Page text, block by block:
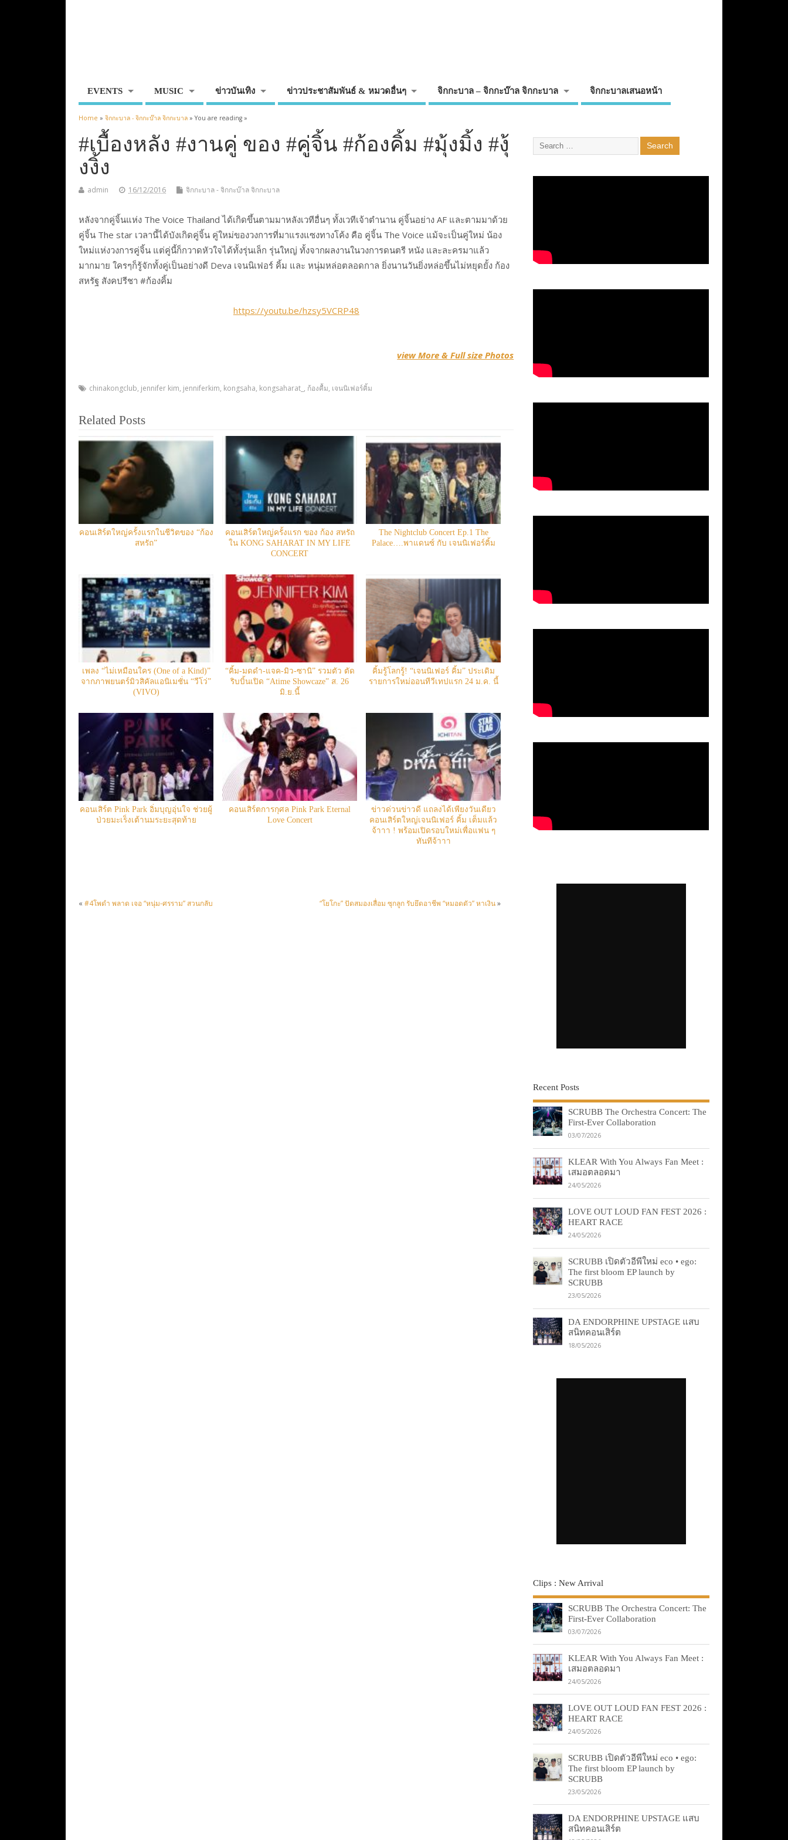
EVENTS MUSIC ข่าวบันเทิง ข่าวประชาสัมพันธ์ & หมวดอื่นๆ จิกกะบาล – จิกกะบ๊าล จิกกะบาล จิกกะบาลเสนอหน้า
Home »จิกกะบาล - จิกกะบ๊าล จิกกะบาล » You are reading »
#เบื้องหลัง #งานคู่ ของ #คู่จิ้น #ก้องคิ้ม #มุ้งมิ้ง #งุ้
งงิ้ง
admin 16/12/2016 จิกกะบาล - จิกกะบ๊าล จิกกะบาล
หลังจากคู่จิ้นแห่ง The Voice Thailand ได้เกิดขึ้นตามมาหลังเวทีอื่นๆ ทั้งเวทีเจ้าตำนาน คู่จิ้นอย่าง AF และตามมาด้วย
คู่จิ้น The star เวลานี้ได้บังเกิดคู่จิ้น คู่ใหม่ของวงการที่มาแรงแซงทางโค้ง คือ คู่จิ้น The Voice แม้จะเป็นคู่ใหม่ น้อง
ใหม่แห่งวงการคู่จิ้น แต่คู่นี้ก็กวาดหัวใจได้ทั้งรุ่นเล็ก รุ่นใหญ่ ทั้งจากผลงานในวงการดนตรี หนัง และละครมาแล้ว
มากมาย ใครๆก็รู้จักทั้งคู่เป็นอย่างดี Deva เจนนิเฟอร์ คิ้ม และ หนุ่มหล่อตลอดกาล ยิ่งนานวันยิ่งหล่อขึ้นไม่หยุดยั้ง ก้อง
สหรัฐ สังคปรีชา #ก้องคิ้ม
https://youtu.be/hzsy5VCRP48
view More & Full size Photos
chinakongclub, jennifer kim, jenniferkim, kongsaha, kongsaharat_ , ก้องคื้ม, เจนนิเฟอร์คิ้ม
Related Posts
คอนเสิร์ตใหญ่ครั้งแรกในชีวิตของ “ก้อง
สหรัถ”
คอนเสิร์ตใหญ่ครั้งแรก ของ ก้อง สหรัถ
ใน KONG SAHARAT IN MY LIFE
CONCERT
The Nightclub Concert Ep.1 The
Palace….พาแดนซ์ กับ เจนนิเฟอร์คิ้ม
เพลง “ไม่เหมือนใคร (One of a Kind)”
จากภาพยนตร์มิวสิคัลแอนิเมชั่น “วีโว่”
(VIVO)
“คิ้ม-มดดำ-แจค-มิว-ซานิ” รวมตัว ตัด
ริบบิ้นเปิด “Atime Showcaze” ส. 26
มิ.ย.นี้
คิ้มรู้โลกรู้! “เจนนิเฟอร์ คิ้ม” ประเดิม
รายการใหม่ออนทีวีเทปแรก 24 ม.ค. นี้
คอนเสิร์ต Pink Park อิ่มบุญอุ่นใจ ช่วยผู้
ป่วยมะเร็งเต้านมระยะสุดท้าย
คอนเสิร์ตการกุศล Pink Park Eternal
Love Concert
ข่าวด่วนข่าวดี แถลงได้เพียงวันเดียว
คอนเสิร์ตใหญ่เจนนิเฟอร์ คิ้ม เต็มแล้ว
จ้าาา ! พร้อมเปิดรอบใหม่เพื่อแฟน ๆ
ทันทีจ้าาา
«#4โพดำ พลาด เจอ “หนุ่ม-ศรราม” สวนกลับ “โยโกะ” ปัดสมองเสื่อม ซุกลูก รับยึดอาชีพ “หมอดตัว” หาเงิน»
Recent Posts
SCRUBB The Orchestra Concert: The
First-Ever Collaboration
03/07/2026
KLEAR With You Always Fan Meet :
เสมอตลอดมา
24/05/2026
LOVE OUT LOUD FAN FEST 2026 :
HEART RACE
24/05/2026
SCRUBB เปิดตัวอีพีใหม่ eco • ego:
The first bloom EP launch by
SCRUBB
23/05/2026
DA ENDORPHINE UPSTAGE แสบ
สนิทคอนเสิร์ต
18/05/2026
Clips : New Arrival
SCRUBB The Orchestra Concert: The
First-Ever Collaboration
03/07/2026
KLEAR With You Always Fan Meet :
เสมอตลอดมา
24/05/2026
LOVE OUT LOUD FAN FEST 2026 :
HEART RACE
24/05/2026
SCRUBB เปิดตัวอีพีใหม่ eco • ego:
The first bloom EP launch by
SCRUBB
23/05/2026
DA ENDORPHINE UPSTAGE แสบ
สนิทคอนเสิร์ต